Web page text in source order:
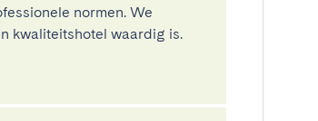
normen. We
kwaliteitshotel waardig is.